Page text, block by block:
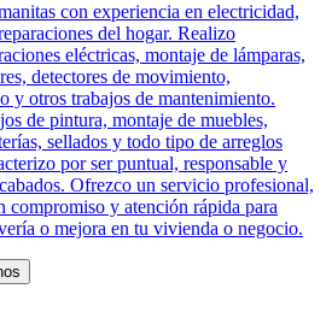
con experiencia en electricidad,
del hogar. Realizo
eléctricas, montaje de lámparas,
detectores de movimiento,
y otros trabajos de mantenimiento.
de pintura, montaje de muebles,
sellados y todo tipo de arreglos
por ser puntual, responsable y
Ofrezco un servicio profesional,
compromiso y atención rápida para
o mejora en tu vivienda o negocio.